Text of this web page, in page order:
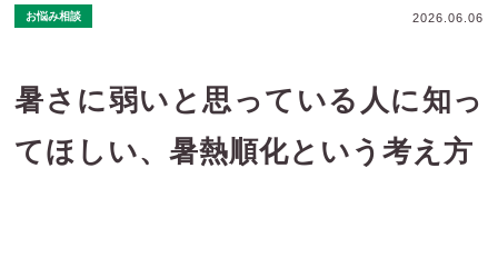
お悩み相談 2026.06.06
暑さに弱いと思っている人に知っ
てほしい、暑熱順化という考え方